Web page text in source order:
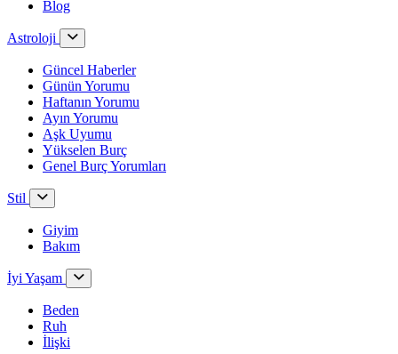
Blog
Astroloji
Güncel Haberler
Günün Yorumu
Haftanın Yorumu
Ayın Yorumu
Aşk Uyumu
Yükselen Burç
Genel Burç Yorumları
Stil
Giyim
Bakım
İyi Yaşam
Beden
Ruh
İlişki